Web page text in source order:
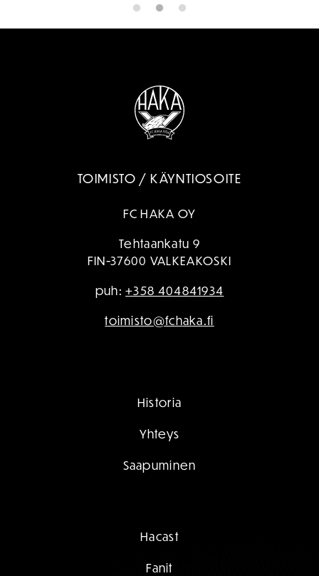
TOIMISTO / KÄYNTIOSOITE
FC HAKA OY
Tehtaankatu 9
FIN-37600 VALKEAKOSKI
puh:+358 404841934
toimisto@fchaka.fi
Historia
Yhteys
Saapuminen
Hacast
Fanit